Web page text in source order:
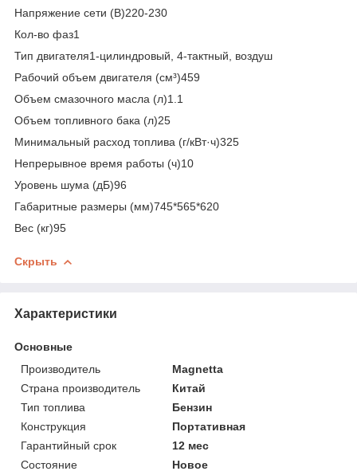
Напряжение сети (В)220-230
Кол-во фаз1
Тип двигателя1-цилиндровый, 4-тактный, воздуш
Рабочий объем двигателя (см³)459
Объем смазочного масла (л)1.1
Объем топливного бака (л)25
Минимальный расход топлива (г/кВт·ч)325
Непрерывное время работы (ч)10
Уровень шума (дБ)96
Габаритные размеры (мм)745*565*620
Вес (кг)95
Скрыть
Характеристики
Основные
Производитель
Magnetta
Страна производитель
Китай
Тип топлива
Бензин
Конструкция
Портативная
Гарантийный срок
12 мес
Состояние
Новое